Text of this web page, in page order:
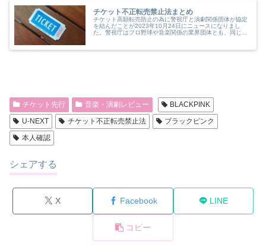
チケット不正転売禁止法まとめ
チケット高額転売防止の為に警視庁と演劇関係団体が協定
を結んだことが2023年10月24日にニュースになりまし
た。警視庁はプロ野球や音楽関係の業界団体とも、同じ協
チケット先行 音楽・演劇レビュー
BLACKPINK
U-NEXT
チケット不正転売禁止法
ブラックピンク
本人確認
シェアする
X Facebook LINE
コピー